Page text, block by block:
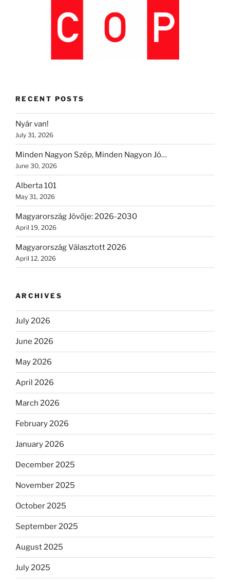
RECENT POSTS
Nyár van!
July 31, 2026
Minden Nagyon Szép, Minden Nagyon Jó…
June 30, 2026
Alberta 101
May 31, 2026
Magyarország Jövője: 2026-2030
April 19, 2026
Magyarország Választott 2026
April 12, 2026
ARCHIVES
July 2026
June 2026
May 2026
April 2026
March 2026
February 2026
January 2026
December 2025
November 2025
October 2025
September 2025
August 2025
July 2025